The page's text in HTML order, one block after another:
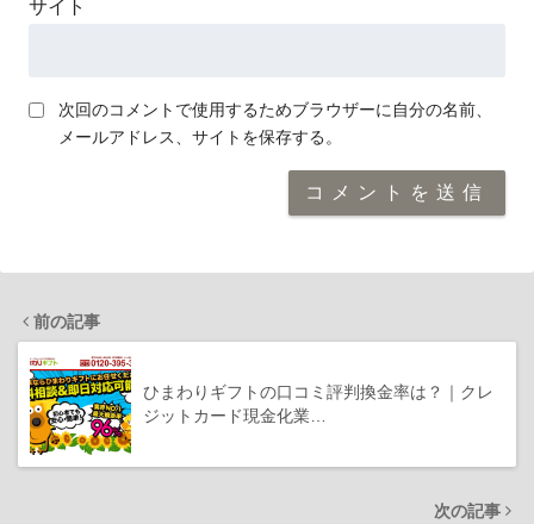
サイト
次回のコメントで使用するためブラウザーに自分の名前、
メールアドレス、サイトを保存する。
前の記事
ひまわりギフトの口コミ評判換金率は？｜クレ
ジットカード現金化業…
次の記事